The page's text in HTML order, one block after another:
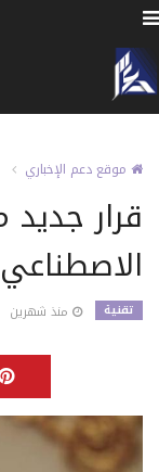
موقع دعم الإخباري
قرار
الاصطناعي
تقنية منذ شهرين